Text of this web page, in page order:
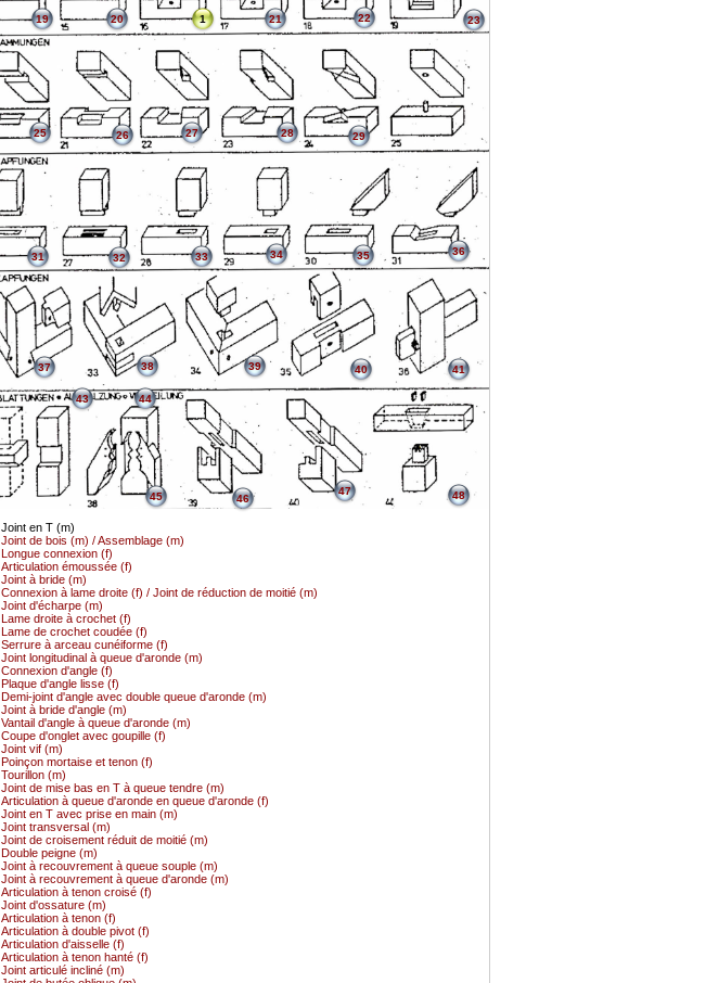
1
Joint en T (m)
Joint de bois (m) / Assemblage (m)
Longue connexion (f)
Articulation émoussée (f)
Joint à bride (m)
Connexion à lame droite (f) / Joint de réduction de moitié (m)
Joint d'écharpe (m)
Lame droite à crochet (f)
Lame de crochet coudée (f)
Serrure à arceau cunéiforme (f)
Joint longitudinal à queue d'aronde (m)
Connexion d'angle (f)
Plaque d'angle lisse (f)
Demi-joint d'angle avec double queue d'aronde (m)
Joint à bride d'angle (m)
Vantail d'angle à queue d'aronde (m)
Coupe d'onglet avec goupille (f)
Joint vif (m)
Poinçon mortaise et tenon (f)
19
Tourillon (m)
20
Joint de mise bas en T à queue tendre (m)
21
Articulation à queue d'aronde en queue d'aronde (f)
22
Joint en T avec prise en main (m)
23
Joint transversal (m)
Joint de croisement réduit de moitié (m)
25
Double peigne (m)
26
Joint à recouvrement à queue souple (m)
27
Joint à recouvrement à queue d'aronde (m)
28
Articulation à tenon croisé (f)
29
Joint d'ossature (m)
Articulation à tenon (f)
31
Articulation à double pivot (f)
32
Articulation d'aisselle (f)
33
Articulation à tenon hanté (f)
34
Joint articulé incliné (m)
35 36
37 38 39 40 41
43 44
45 46
47 48